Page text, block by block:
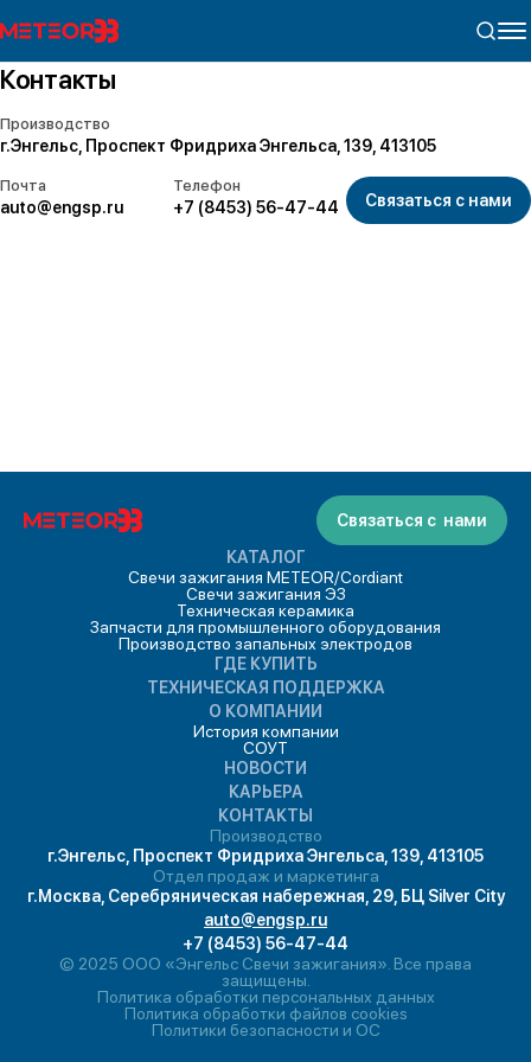
Контакты
Производство
г.Энгельс, Проспект Фридриха Энгельса, 139, 413105
Почта
auto@engsp.ru
Телефон
+7 (8453) 56-47-44 Связаться с нами
Связаться с нами
КАТАЛОГ
Свечи зажигания METEOR/Cordiant
Свечи зажигания ЭЗ
Техническая керамика
Запчасти для промышленного оборудования
Производство запальных электродов
ГДЕ КУПИТЬ
ТЕХНИЧЕСКАЯ ПОДДЕРЖКА
О КОМПАНИИ
История компании
СОУТ
НОВОСТИ
КАРЬЕРА
КОНТАКТЫ
Производство
г.Энгельс, Проспект Фридриха Энгельса, 139, 413105
Отдел продаж и маркетинга
г.Москва, Серебряническая набережная, 29, БЦ Silver City
auto@engsp.ru
+7 (8453) 56-47-44
© 2025 ООО «Энгельс Свечи зажигания». Все права
защищены.
Политика обработки персональных данных
Политика обработки файлов cookies
Политики безопасности и ОС